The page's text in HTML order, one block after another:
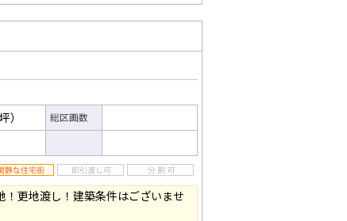
）
総区画数
更地渡し！建築条件はございませ